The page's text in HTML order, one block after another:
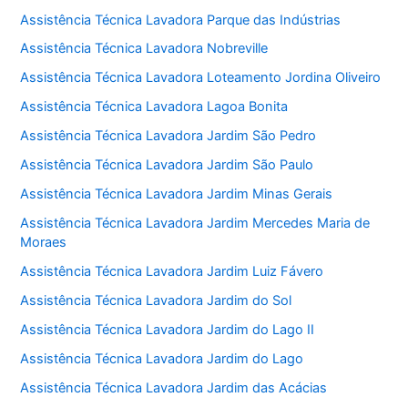
Assistência Técnica Lavadora Parque das Indústrias
Assistência Técnica Lavadora Nobreville
Assistência Técnica Lavadora Loteamento Jordina Oliveiro
Assistência Técnica Lavadora Lagoa Bonita
Assistência Técnica Lavadora Jardim São Pedro
Assistência Técnica Lavadora Jardim São Paulo
Assistência Técnica Lavadora Jardim Minas Gerais
Assistência Técnica Lavadora Jardim Mercedes Maria de
Moraes
Assistência Técnica Lavadora Jardim Luiz Fávero
Assistência Técnica Lavadora Jardim do Sol
Assistência Técnica Lavadora Jardim do Lago II
Assistência Técnica Lavadora Jardim do Lago
Assistência Técnica Lavadora Jardim das Acácias